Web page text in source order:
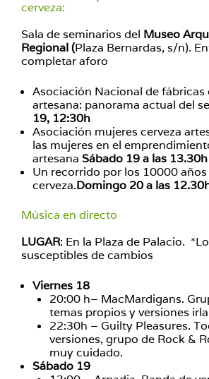
cerveza:
Sala de seminarios del Museo
Regional (Plaza Bernardas, s/n).
completar aforo
Asociación Nacional de fábricas
artesana: panorama actual del
19, 12:30h
Asociación mujeres cerveza
las mujeres en el
artesana Sábado 19 a las 13.30h
Un recorrido por los 10000
cerveza.Domingo 20 a las
Música en directo
LUGAR: En la Plaza de Palacio.
susceptibles de cambios
Viernes 18
20:00 h– MacMardigans.
temas propios y versiones
22:30h – Guilty Pleasures.
versiones, grupo de Rock &
muy cuidado.
Sábado 19